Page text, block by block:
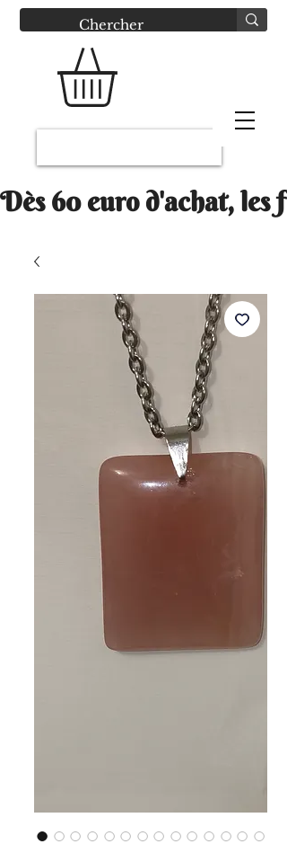
Dès 60 euro d'achat,